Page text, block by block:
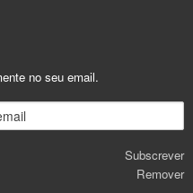
no seu email.
Subscrever
Remover